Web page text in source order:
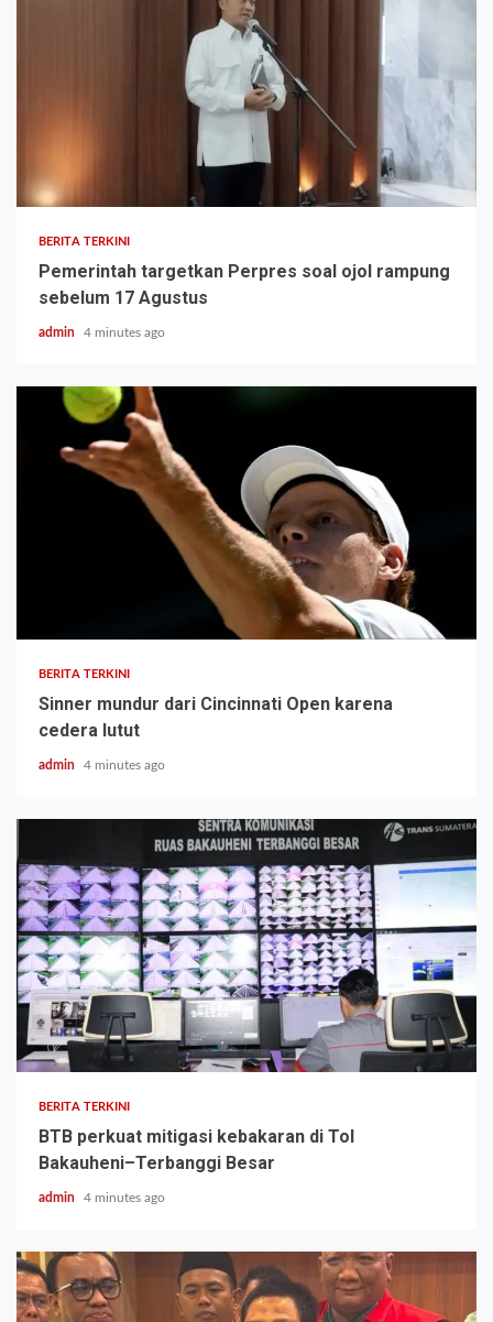
BERITA TERKINI
Pemerintah targetkan Perpres soal ojol rampung
sebelum 17 Agustus
admin 4 minutes ago
BERITA TERKINI
Sinner mundur dari Cincinnati Open karena
cedera lutut
admin 4 minutes ago
BERITA TERKINI
BTB perkuat mitigasi kebakaran di Tol
Bakauheni–Terbanggi Besar
admin 4 minutes ago